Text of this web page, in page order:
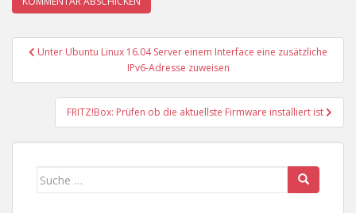
Beitragsnavigation
Unter Ubuntu Linux 16.04 Server einem Interface eine zusätzliche
IPv6-Adresse zuweisen
FRITZ!Box: Prüfen ob die aktuellste Firmware installiert ist
Suche